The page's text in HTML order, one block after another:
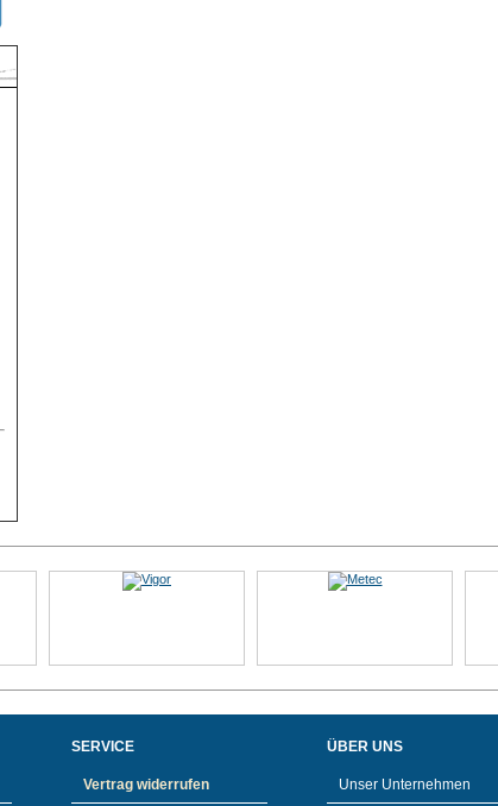
SERVICE
Vertrag widerrufen
ÜBER UNS
Unser Unternehmen